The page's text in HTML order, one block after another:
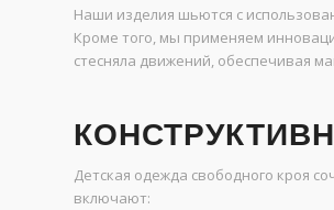
Наши изделия шьются с
Кроме того, мы применяем
стесняла движений, обеспечивая
Детская одежда свободного кроя
включают: